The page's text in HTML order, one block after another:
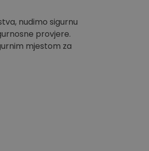
nudimo sigurnu
provjere.
mjestom za